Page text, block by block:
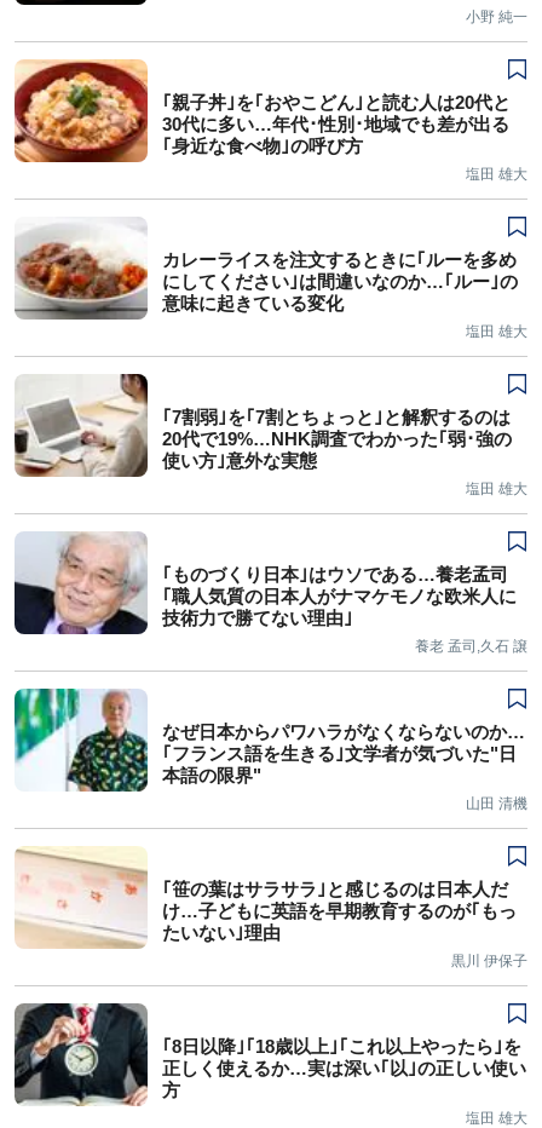
小野 純一
｢親子丼｣を｢おやこどん｣と読む人は20代と
30代に多い…年代･性別･地域でも差が出る
｢身近な食べ物｣の呼び方
塩田 雄大
カレーライスを注文するときに｢ルーを多め
にしてください｣は間違いなのか…｢ルー｣の
意味に起きている変化
塩田 雄大
｢7割弱｣を｢7割とちょっと｣と解釈するのは
20代で19%…NHK調査でわかった｢弱･強の
使い方｣意外な実態
塩田 雄大
｢ものづくり日本｣はウソである…養老孟司
｢職人気質の日本人がナマケモノな欧米人に
技術力で勝てない理由｣
養老 孟司,久石 譲
なぜ日本からパワハラがなくならないのか…
｢フランス語を生きる｣文学者が気づいた"日
本語の限界"
山田 清機
｢笹の葉はサラサラ｣と感じるのは日本人だ
け…子どもに英語を早期教育するのが｢もっ
たいない｣理由
黒川 伊保子
｢8日以降｣｢18歳以上｣｢これ以上やったら｣を
正しく使えるか…実は深い｢以｣の正しい使い
方
塩田 雄大